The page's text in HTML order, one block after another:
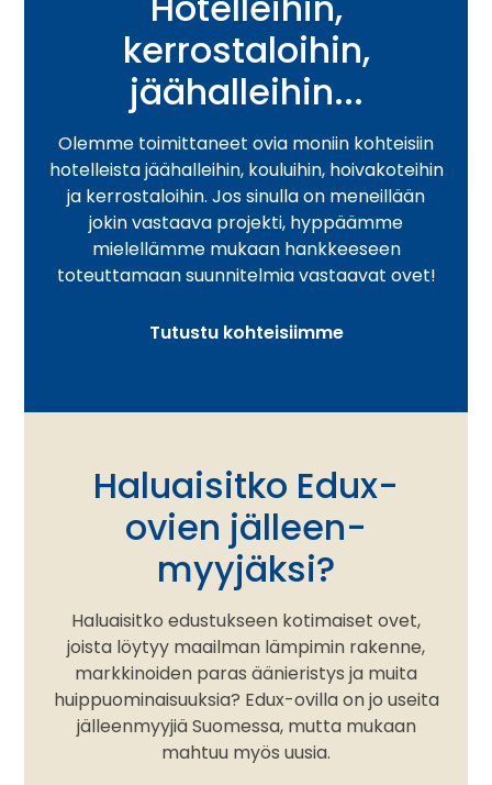
kerrostaloihin,
jäähalleihin...
Olemme toimittaneet ovia moniin kohteisiin
hotelleista jäähalleihin, kouluihin, hoivakoteihin
ja kerrostaloihin. Jos sinulla on meneillään
jokin vastaava projekti, hyppäämme
mielellämme mukaan hankkeeseen
toteuttamaan suunnitelmia vastaavat ovet!
Tutustu kohteisiimme
Haluaisitko Edux-
ovien jälleen­
myyjäksi?
Haluaisitko edustukseen kotimaiset ovet,
joista löytyy maailman lämpimin rakenne,
markkinoiden paras äänieristys ja muita
huippuominaisuuksia? Edux-ovilla on jo useita
jälleenmyyjiä Suomessa, mutta mukaan
mahtuu myös uusia.